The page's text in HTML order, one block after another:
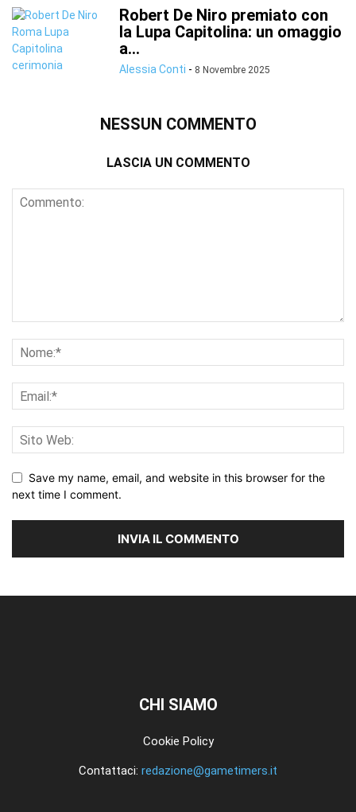
Robert De Niro premiato con
la Lupa Capitolina: un omaggio
a...
Alessia Conti - 8 Novembre 2025
NESSUN COMMENTO
LASCIA UN COMMENTO
Save my name, email, and website in this browser for the
next time I comment.
CHI SIAMO
Cookie Policy
Contattaci: redazione@gametimers.it